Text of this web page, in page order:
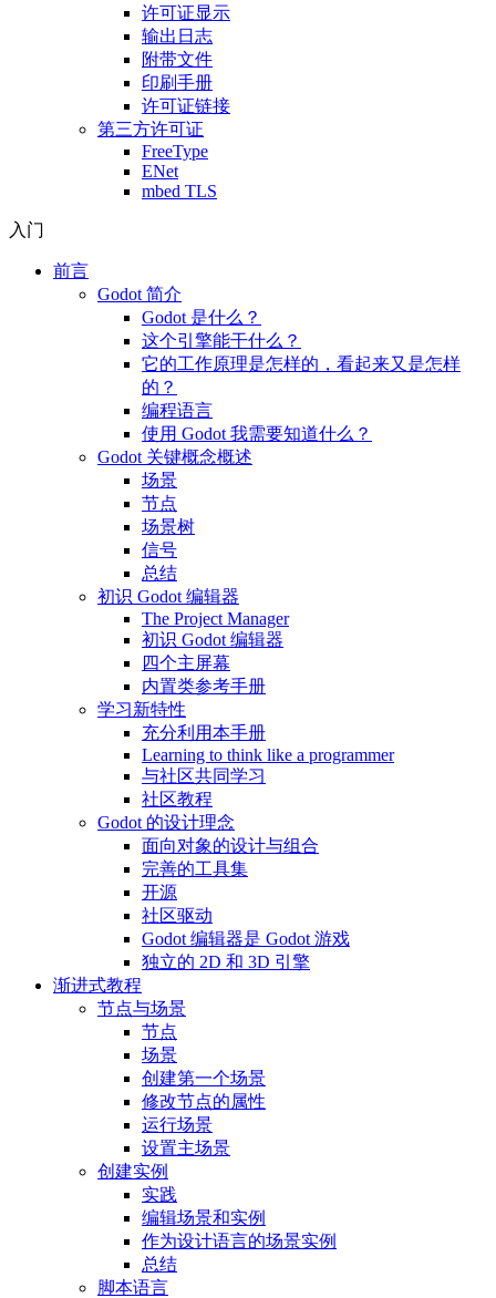
许可证显示
输出日志
附带文件
印刷手册
许可证链接
第三方许可证
FreeType
ENet
mbed TLS
入门
前言
Godot 简介
Godot 是什么？
这个引擎能干什么？
它的工作原理是怎样的，看起来又是怎样
的？
编程语言
使用 Godot 我需要知道什么？
Godot 关键概念概述
场景
节点
场景树
信号
总结
初识 Godot 编辑器
The Project Manager
初识 Godot 编辑器
四个主屏幕
内置类参考手册
学习新特性
充分利用本手册
Learning to think like a programmer
与社区共同学习
社区教程
Godot 的设计理念
面向对象的设计与组合
完善的工具集
开源
社区驱动
Godot 编辑器是 Godot 游戏
独立的 2D 和 3D 引擎
渐进式教程
节点与场景
节点
场景
创建第一个场景
修改节点的属性
运行场景
设置主场景
创建实例
实践
编辑场景和实例
作为设计语言的场景实例
总结
脚本语言